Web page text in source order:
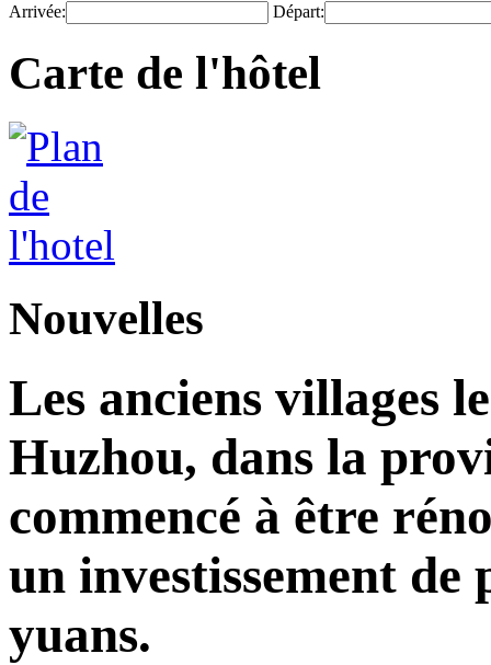
Arrivée: Départ:
Carte de l'hôtel
Nouvelles
Les anciens villages
Huzhou, dans la
commencé à être
un investissement
yuans.